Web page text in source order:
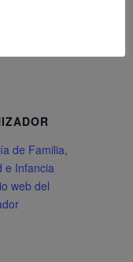
de Familia,
e Infancia
web del